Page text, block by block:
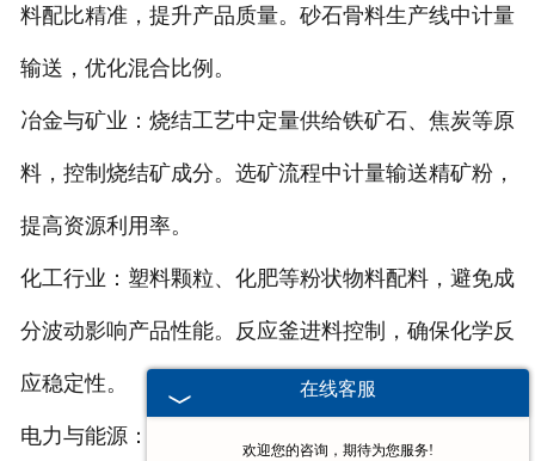
料配比精准，提升产品质量。砂石骨料生产线中计量
输送，优化混合比例。
冶金与矿业：烧结工艺中定量供给铁矿石、焦炭等原
料，控制烧结矿成分。选矿流程中计量输送精矿粉，
提高资源利用率。
化工行业：塑料颗粒、化肥等粉状物料配料，避免成
分波动影响产品性能。反应釜进料控制，确保化学反
应稳定性。
电力与能源：锅炉定量供煤，优化燃烧效率，降低排
在线客服
欢迎您的咨询，期待为您服务!